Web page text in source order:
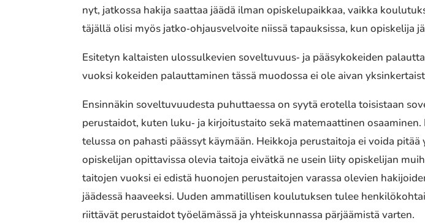
nyt, jatkos­sa hakija saattaa jäädä ilman opis­ke­lu­paik­kaa, vaikka
tä­jäl­lä olisi myös jatko‐ohjausvelvoite niissä tapauk­sis­sa, kun
Esitetyn kaltais­ten ulos­sul­ke­vien soveltuvuus‐ ja pääsy­ko­kei­den
vuoksi kokei­den palaut­ta­mi­nen tässä muodos­sa ei ole aivan
Ensinnäkin sovel­tu­vuu­des­ta puhut­taes­sa on syytä erotel­la toisis­taan
perus­tai­dot, kuten luku‐ ja kirjoi­tus­tai­to sekä mate­maat­ti­nen
te­lus­sa on pahasti päässyt käymään. Heikkoja perus­tai­to­ja ei voida
opis­ke­li­jan opit­ta­vis­sa olevia taitoja eivätkä ne usein liity opis­ke­li­jan
tai­to­jen vuoksi ei edistä huono­jen perus­tai­to­jen varassa olevien
jäädes­sä haaveek­si. Uuden amma­til­li­sen koulu­tuk­sen tulee
riit­tä­vät perus­tai­dot työelä­mäs­sä ja yhteis­kun­nas­sa pärjää­mis­tä varten.